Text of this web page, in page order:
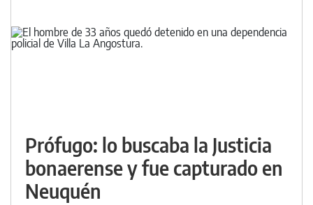
Prófugo: lo buscaba la Justicia
bonaerense y fue capturado en
Neuquén